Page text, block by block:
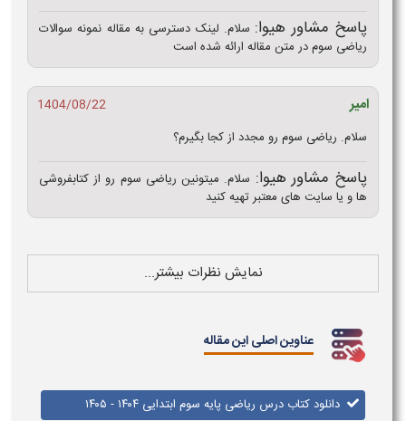
پاسخ مشاور هیوا: سلام. لینک دسترسی به مقاله نمونه سوالات
ریاضی سوم در متن مقاله ارائه شده است
امیر
1404/08/22
سلام. ریاضی سوم رو مجدد از کجا بگیرم؟
پاسخ مشاور هیوا: سلام. میتونین ریاضی سوم رو از کتابفروشی
ها و یا سایت های معتبر تهیه کنید
نمایش نظرات بیشتر...
عناوین اصلی این مقاله
دانلود کتاب درس ریاضی پایه سوم ابتدایی ۱۴۰۴ - ۱۴۰۵